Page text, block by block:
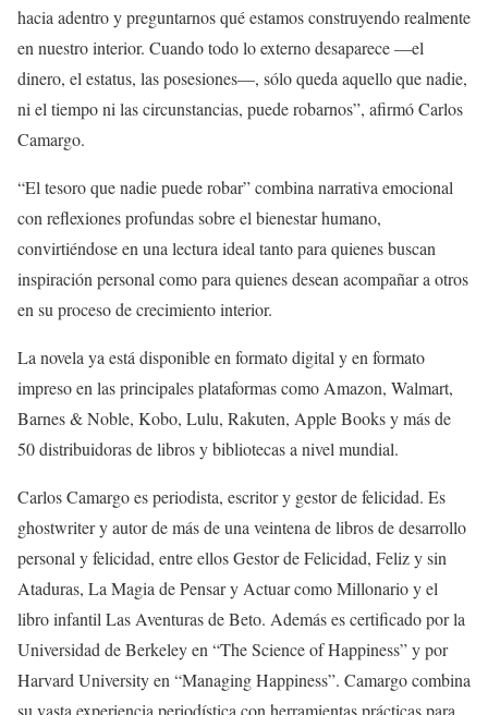
hacia adentro y preguntarnos qué estamos construyendo realmente
en nuestro interior. Cuando todo lo externo desaparece —el
dinero, el estatus, las posesiones—, sólo queda aquello que nadie,
ni el tiempo ni las circunstancias, puede robarnos”, afirmó Carlos
Camargo.
“El tesoro que nadie puede robar” combina narrativa emocional
con reflexiones profundas sobre el bienestar humano,
convirtiéndose en una lectura ideal tanto para quienes buscan
inspiración personal como para quienes desean acompañar a otros
en su proceso de crecimiento interior.
La novela ya está disponible en formato digital y en formato
impreso en las principales plataformas como Amazon, Walmart,
Barnes & Noble, Kobo, Lulu, Rakuten, Apple Books y más de
50 distribuidoras de libros y bibliotecas a nivel mundial.
Carlos Camargo es periodista, escritor y gestor de felicidad. Es
ghostwriter y autor de más de una veintena de libros de desarrollo
personal y felicidad, entre ellos Gestor de Felicidad, Feliz y sin
Ataduras, La Magia de Pensar y Actuar como Millonario y el
libro infantil Las Aventuras de Beto. Además es certificado por la
Universidad de Berkeley en “The Science of Happiness” y por
Harvard University en “Managing Happiness”. Camargo combina
su vasta experiencia periodística con herramientas prácticas para